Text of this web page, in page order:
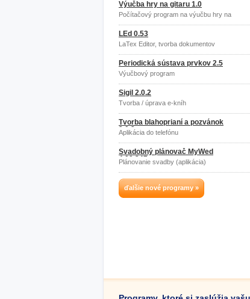
Výučba hry na gitaru 1.0
Počítačový program na výučbu hry na
LEd 0.53
LaTex Editor, tvorba dokumentov
Periodická sústava prvkov 2.5
Výučbový program
Sigil 2.0.2
Tvorba / úprava e-kníh
Tvorba blahoprianí a pozvánok
2.0.2
Aplikácia do telefónu
Svadobný plánovač MyWed
4.09.347
Plánovanie svadby (aplikácia)
ďalšie nové programy »